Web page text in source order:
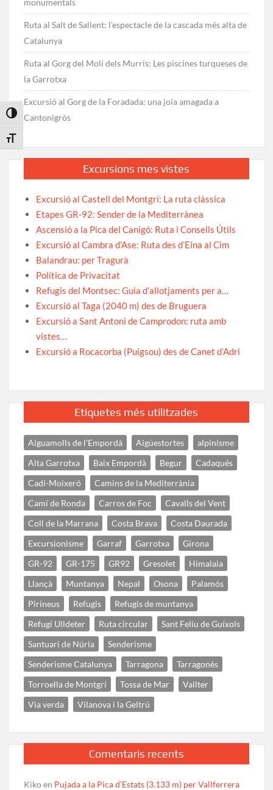
Toggle High Contrast
Toggle Font size
monumentals
Ruta al Salt de Sallent: l’espectacle de la cascada més alta de
Catalunya
Ruta al Gorg del Molí dels Murris: Les piscines turqueses de
la Garrotxa
Excursió al Gorg de la Foradada: una joia amagada a
Cantonigròs
Excursions mes vistes
Excursió al Castell del Montgrí: La ruta clàssica
Etapes GR-92: Sender de la Mediterrànea
Ascensió a la Pica del Canigó: Ruta i Consells Útils
Excursió al Cambra d’Ase: Ruta des d’Eina al Cim
Balandrau: per Tragurà
Política de Privacitat
Refugis del Montsec: Guia d’allotjaments per a…
Excursió al Taga (2040 m) des de Bruguera
Excursió a Sant Antoni de Camprodon: ruta amb
vistes…
Excursió a Rocacorba (Puigsou) des de Canet d’Adri
Etiquetes més utilitzades
Aiguamolls de l'Empordà Aigüestortes
alpinisme
Alta Garrotxa
Baix Empordà Begur
Cadaqués
Cadí-Moixeró
Camins de la Mediterrània
Camí de Ronda
Carros de Foc
Cavalls del Vent
Coll de la Marrana
Costa Brava
Costa Daurada
Excursionisme
Garraf Garrotxa
Girona
GR-92
GR-175 GR92 Gresolet
Himalaia
Llançà
Muntanya Nepal Osona
Palamós
Pirineus
Refugis
Refugis de muntanya
Refugi Ulldeter
Ruta circular
Sant Feliu de Guíxols
Santuari de Núria
Senderisme
Senderisme Catalunya
Tarragona
Tarragonès
Torroella de Montgrí
Tossa de Mar
Vallter
Via verda
Vilanova i la Geltrú
Comentaris recents
Kikoen Pujada a la Pica d’Estats (3.133 m) per Vallferrera